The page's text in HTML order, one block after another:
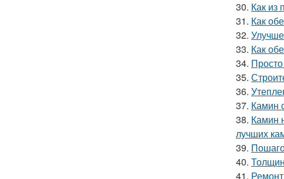
30. Как из
31. Как
32.
33. Как
34.
35.
36.
37. Камин
38. Камин
лучших
39.
40.
41.